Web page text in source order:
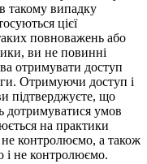
такому випадку
цієї
повноважень або
ви не повинні
отримувати доступ
Отримуючи доступ і
підтверджуєте, що
дотримуватися умов
на практики
контролюємо, а також
і не контролюємо.